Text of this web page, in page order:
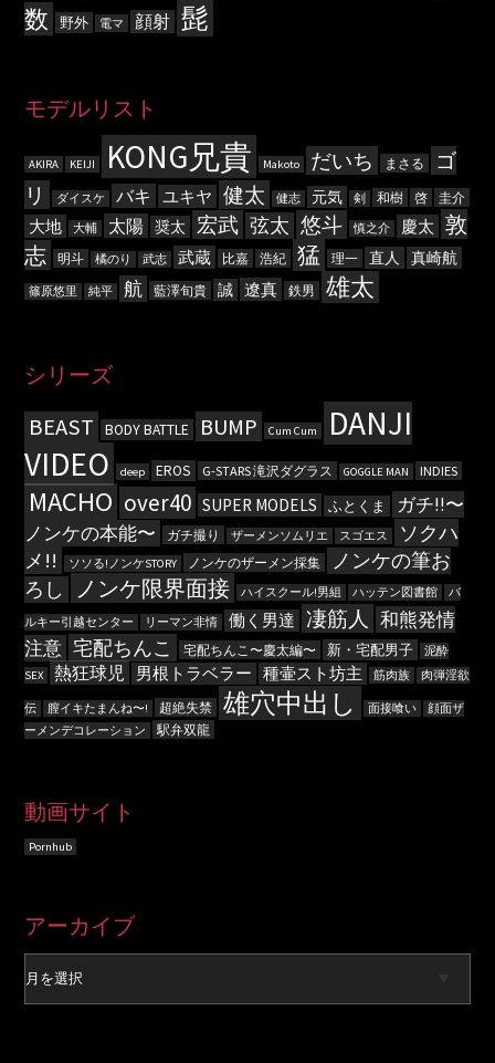
数
野外 電マ 顔射 髭
モデルリスト
AKIRA KEIJI KONG兄貴 Makoto だいち まさる
ゴ
リ
ダイスケ バキ ユキヤ 健太 健志 元気 剣 和樹 啓 圭介
大地 大輔 太陽 奨太 宏武 弦太 悠斗 慎之介 慶太 敦
志
明斗 橘のり 武志 武蔵 比嘉 浩紀 猛 理一 直人 真崎航
篠原悠里 純平 航 藍澤旬貴 誠 遼真 鉄男 雄太
シリーズ
BEAST BODY BATTLE BUMP Cum Cum
DANJI
VIDEO
deep EROS G-STARS 滝沢ダグラス GOGGLE MAN INDIES
MACHO over40 SUPER MODELS ふとくま
ガチ!!〜
ノンケの本能〜
ガチ撮り ザーメンソムリエ スゴエス
ソクハ
メ!!
ソソる!ノンケSTORY ノンケのザーメン採集
ノンケの筆お
ろし
ノンケ限界面接 ハイスクール!男組 ハッテン図書館 バ
ルキー引越センター リーマン非情 働く男達 凄筋人
和熊発情
注意 宅配ちんこ 宅配ちんこ〜慶太編〜 新・宅配男子
泥酔
SEX
熱狂球児 男根トラベラー 種壷スト坊主 筋肉族 肉弾淫欲
伝 膣イキたまんね〜! 超絶失禁 雄穴中出し 面接喰い
顔面ザ
ーメンデコレーション
駅弁双龍
動画サイト
Pornhub
アーカイブ
ー
カ
イ